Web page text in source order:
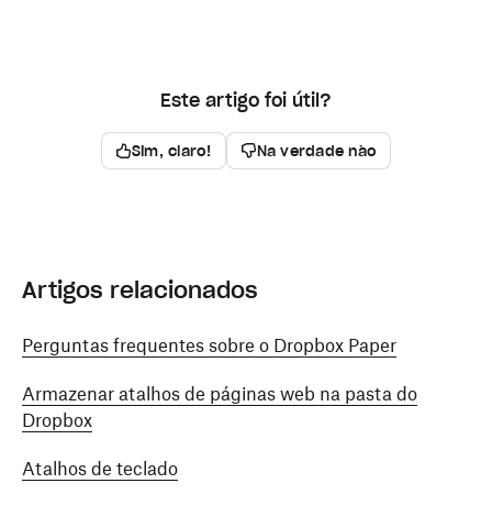
Este artigo foi útil?
Sim, claro! Na verdade não
Artigos relacionados
Perguntas frequentes sobre o Dropbox Paper
Armazenar atalhos de páginas web na pasta do
Dropbox
Atalhos de teclado